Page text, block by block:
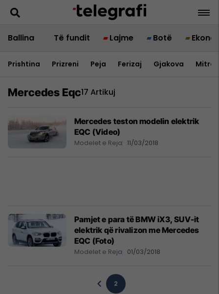
Ballina Të fundit Lajme Botë
Prishtina Prizreni Peja Ferizaj Gjakova
Mercedes Eqc17 Artikuj
Mercedes teston modelin elektrik
EQC (Video)
Modelet e Reja 11/03/2018
Pamjet e para të BMW iX3, SUV-it
elektrik që rivalizon me Mercedes
EQC (Foto)
Modelet e Reja 01/03/2018
2